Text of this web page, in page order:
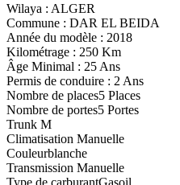
Wilaya : ALGER
Commune : DAR EL BEIDA
Année du modèle : 2018
Kilométrage : 250 Km
Âge Minimal : 25 Ans
Permis de conduire : 2 Ans
Nombre de places5 Places
Nombre de portes5 Portes
Trunk M
Climatisation Manuelle
Couleurblanche
Transmission Manuelle
Type de carburantGasoil